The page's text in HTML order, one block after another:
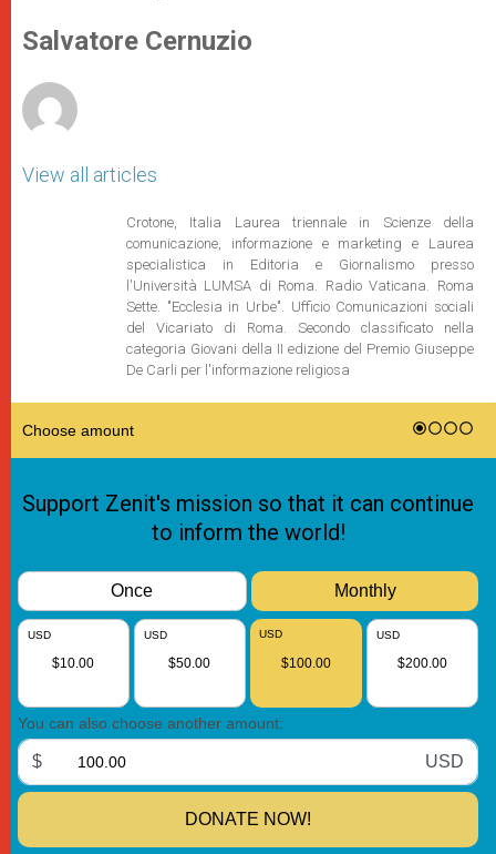
p
p
g
e
o
k
r
Salvatore Cernuzio
View all articles
Crotone, Italia Laurea triennale in Scienze della
comunicazione, informazione e marketing e Laurea
specialistica in Editoria e Giornalismo presso
l'Università LUMSA di Roma. Radio Vaticana. Roma
Sette. "Ecclesia in Urbe". Ufficio Comunicazioni sociali
del Vicariato di Roma. Secondo classificato nella
categoria Giovani della II edizione del Premio Giuseppe
De Carli per l'informazione religiosa